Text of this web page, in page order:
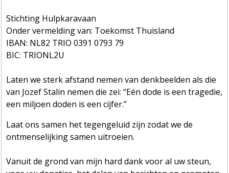
Stichting Hulpkaravaan
Onder vermelding van: Toekomst Thuisland
IBAN: NL82 TRIO 0391 0793 79
BIC: TRIONL2U
Laten we sterk afstand nemen van denkbeelden als die
van Jozef Stalin nemen die zei: “Eén dode is een tragedie,
een miljoen doden is een cijfer.”
Laat ons samen het tegengeluid zijn zodat we de
ontmenselijking samen uitroeien.
Vanuit de grond van mijn hard dank voor al uw steun,